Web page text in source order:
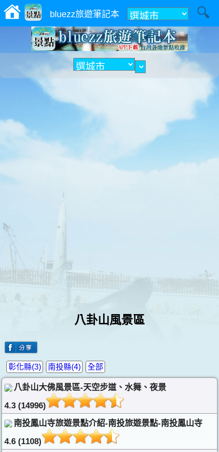
bluezz旅遊筆記本 附近
八卦山風景區
全部
彰化縣(3) 南投縣(4)
八卦山大佛風景區-天空步道、水舞、夜景
4.3 (14996)
南投鳳山寺旅遊景點介紹-南投旅遊景點-南投鳳山寺
4.6 (1108)